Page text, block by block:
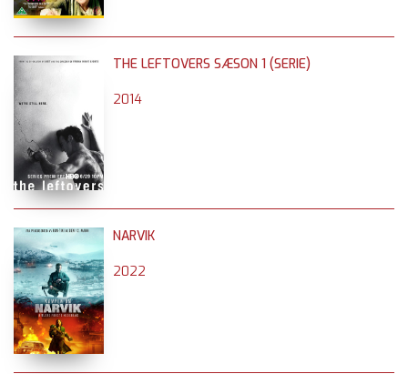
THE LEFTOVERS SÆSON 1 (SERIE)
2014
NARVIK
2022